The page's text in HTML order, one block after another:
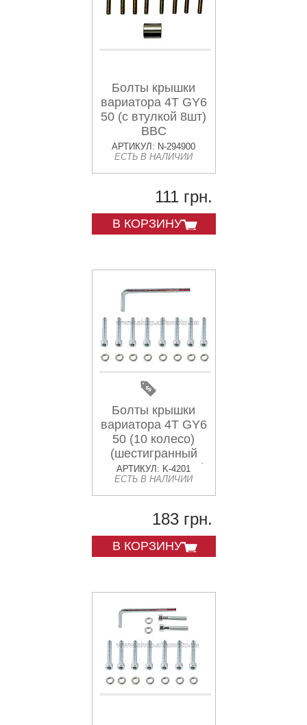
Болты крышки
вариатора 4T GY6
50 (с втулкой 8шт)
BBC
АРТИКУЛ: N-294900
ЕСТЬ В НАЛИЧИИ
111 грн.
В КОРЗИНУ
Болты крышки
вариатора 4T GY6
50 (10 колесо)
(шестигранный
шлиц, 8шт +ключ)
SHUK
АРТИКУЛ: K-4201
ЕСТЬ В НАЛИЧИИ
183 грн.
В КОРЗИНУ